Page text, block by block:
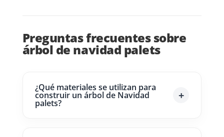
Preguntas frecuentes sobre
árbol de navidad palets
¿Qué materiales se utilizan para
construir un árbol de Navidad
palets?